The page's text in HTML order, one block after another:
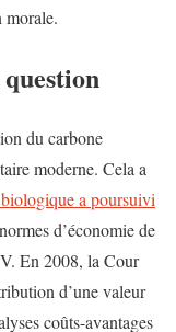
morale.
du carbone
moderne. Cela a
a poursuivi
d’économie de
En 2008, la Cour
d’une valeur
coûts-avantages